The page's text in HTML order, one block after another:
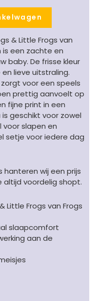
& Little Frogs van
is een zachte en
baby. De frisse kleur
lieve uitstraling.
voor een speels
prettig aanvoelt op
fijne print in een
geschikt voor zowel
voor slapen en
setje voor iedere dag
hanteren wij een prijs
altijd voordelig shopt.
Little Frogs van Frogs
slaapcomfort
aan de